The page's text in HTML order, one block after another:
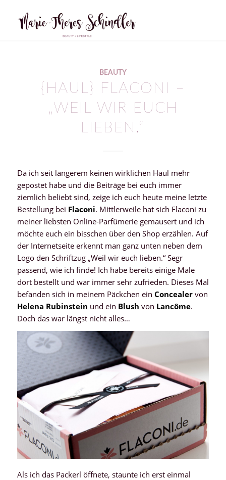
BEAUTY
{HAUL} FLACONI –
„WEIL WIR EUCH
LIEBEN.“
Da ich seit längerem keinen wirklichen Haul mehr
gepostet habe und die Beiträge bei euch immer
ziemlich beliebt sind, zeige ich euch heute meine letzte
Bestellung bei Flaconi. Mittlerweile hat sich Flaconi zu
meiner liebsten Online-Parfümerie gemausert und ich
möchte euch ein bisschen über den Shop erzählen. Auf
der Internetseite erkennt man ganz unten neben dem
Logo den Schriftzug „Weil wir euch lieben.“ Segr
passend, wie ich finde! Ich habe bereits einige Male
dort bestellt und war immer sehr zufrieden. Dieses Mal
befanden sich in meinem Päckchen ein Concealervon
Helena Rubinstein und ein Blush von Lancôme.
Doch das war längst nicht alles…
Als ich das Packerl öffnete, staunte ich erst einmal